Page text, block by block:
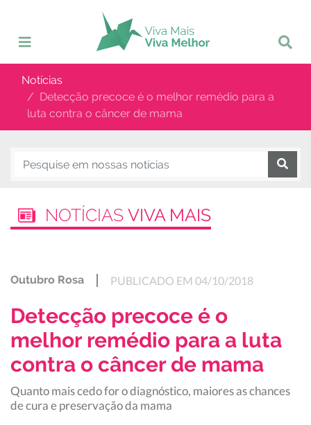
Notícias
Detecção precoce é o melhor remédio para a
luta contra o câncer de mama
NOTÍCIAS VIVA MAIS
Outubro Rosa PUBLICADO EM 04/10/2018
Detecção precoce é o
melhor remédio para a luta
contra o câncer de mama
Quanto mais cedo for o diagnóstico, maiores as chances
de cura e preservação da mama